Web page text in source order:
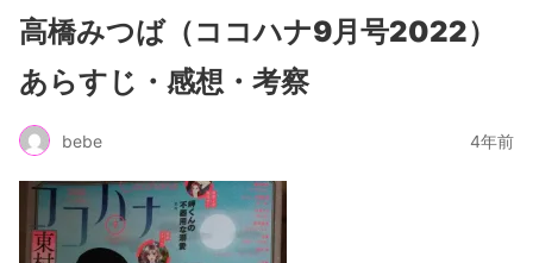
高橋みつば（ココハナ9月号2022）
あらすじ・感想・考察
bebe 4年前